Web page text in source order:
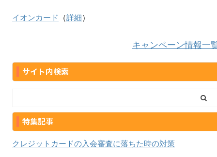
イオンカード （詳細）
キャンペーン情報一
サイト内検索
特集記事
クレジットカードの入会審査に落ちた時の対策